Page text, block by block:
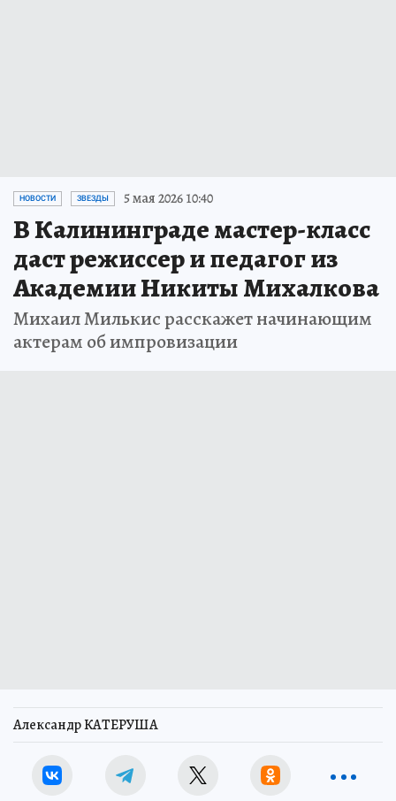
НОВОСТИ ЗВЕЗДЫ 5 мая 2026 10:40
В Калининграде мастер-класс
даст режиссер и педагог из
Академии Никиты Михалкова
Михаил Милькис расскажет начинающим
актерам об импровизации
Александр КАТЕРУША